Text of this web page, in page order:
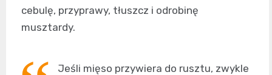
cebulę, przyprawy, tłuszcz i odrobinę
musztardy.
Jeśli mięso przywiera do rusztu, zwykle